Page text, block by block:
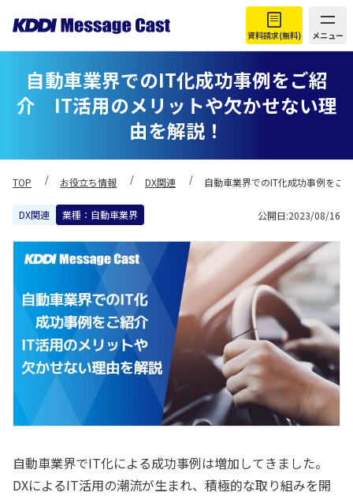
資料請求(無料) メニュー
自動車業界でのIT化成功事例をご紹
介 IT活用のメリットや欠かせない理
由を解説！
TOP お役立ち情報 DX関連 自動車業界でのIT化成功事例を
DX関連 業種：自動車業界 公開日:2023/08/16
自動車業界でIT化による成功事例は増加してきました。
DXによるIT活用の潮流が生まれ、積極的な取り組みを開